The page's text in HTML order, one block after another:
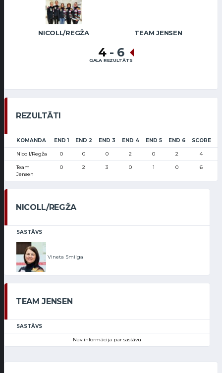
NICOLL/REGŽA TEAM JENSEN
4 - 6
GALA REZULTĀTS
REZULTĀTI
KOMANDA END 1 END 2 END 3 END 4 END 5 END 6 SCORE
Nicoll/Regža 0 0 0 2 0 2 4
Team
Jensen
0 2 3 0 1 0 6
NICOLL/REGŽA
SASTĀVS
Vineta Smilga
TEAM JENSEN
SASTĀVS
Nav informācija par sastāvu